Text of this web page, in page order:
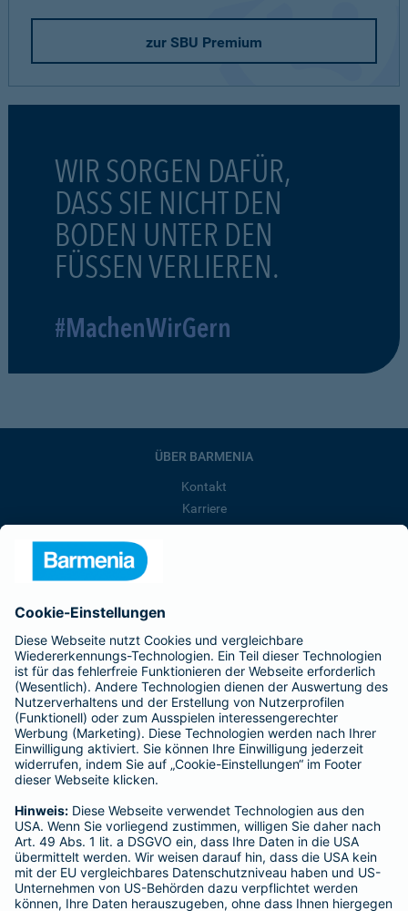
zur SBU Premium
WIR SORGEN DAFÜR,
DASS SIE NICHT DEN
BODEN UNTER DEN
FÜSSEN VERLIEREN.
#MachenWirGern
ÜBER BARMENIA
Kontakt
Karriere
Barmenia ist Teil der BarmeniaGothaer
BELIEBTE SEITEN
Kranken-Zusatzversicherung
Tierversicherungen
Haftpflichtversicherung
Hausratversicherung
Adresse ändern
Schaden melden
Kilometerstandsmeldung
Serviceübersicht